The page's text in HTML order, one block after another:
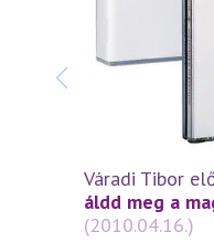
Váradi Tibor
áldd meg a
(2010.04.16.)